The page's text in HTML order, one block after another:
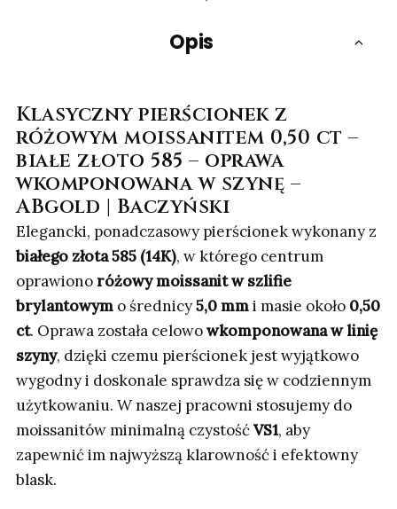
Opis
Klasyczny pierścionek z
różowym moissanitem 0,50 ct –
białe złoto 585 – oprawa
wkomponowana w szynę –
ABgold | Baczyński
Elegancki, ponadczasowy pierścionek wykonany z
białego złota 585 (14K), w którego centrum
oprawionoróżowy moissanit w szlifie
brylantowym o średnicy5,0 mmi masie około 0,50
ct. Oprawa została celowowkomponowana w linię
szyny, dzięki czemu pierścionek jest wyjątkowo
wygodny i doskonale sprawdza się w codziennym
użytkowaniu. W naszej pracowni stosujemy do
moissanitów minimalną czystośćVS1, aby
zapewnić im najwyższą klarowność i efektowny
blask.